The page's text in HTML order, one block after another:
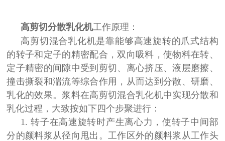
高剪切分散乳化机工作原理：
高剪切混合乳化机是靠能够高速旋转的爪式结构
的转子和定子的精密配合，双向吸料，使物料在转、
定子精密的间隙中受到剪切、离心挤压、液层磨擦、
撞击撕裂和湍流等综合作用，从而达到分散、研磨、
乳化的效果。浆料在高剪切混合乳化机中实现分散和
乳化过程，大致按如下四个步聚进行：
1.转子在高速旋转时产生离心力，使转子中间部
分的颜料浆从径向甩出。工作区外的颜料浆从工作头